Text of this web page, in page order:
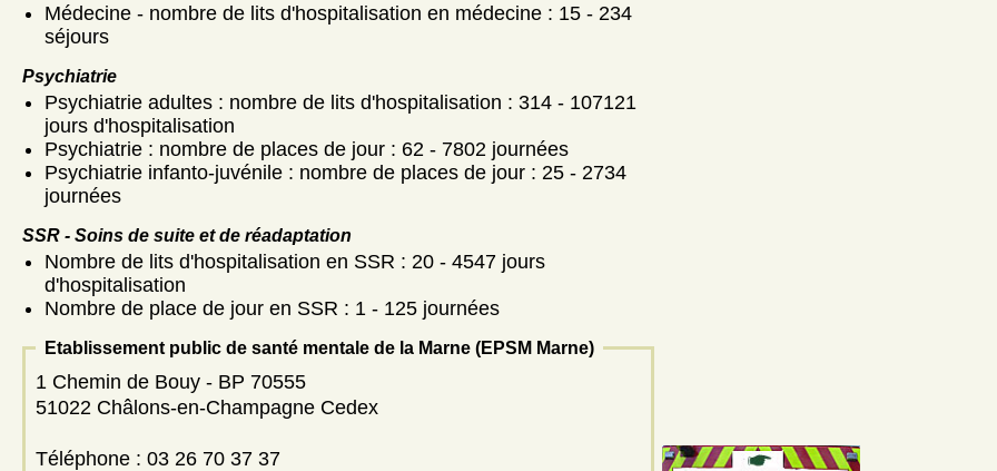
Médecine - nombre de lits d'hospitalisation en médecine : 15 - 234
séjours
Psychiatrie
Psychiatrie adultes : nombre de lits d'hospitalisation : 314 - 107121
jours d'hospitalisation
Psychiatrie : nombre de places de jour : 62 - 7802 journées
Psychiatrie infanto-juvénile : nombre de places de jour : 25 - 2734
journées
SSR - Soins de suite et de réadaptation
Nombre de lits d'hospitalisation en SSR : 20 - 4547 jours
d'hospitalisation
Nombre de place de jour en SSR : 1 - 125 journées
Etablissement public de santé mentale de la Marne (EPSM Marne)
1 Chemin de Bouy - BP 70555
51022 Châlons-en-Champagne Cedex
Téléphone : 03 26 70 37 37